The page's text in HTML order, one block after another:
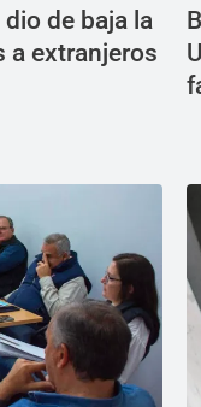
de baja la
a extranjeros